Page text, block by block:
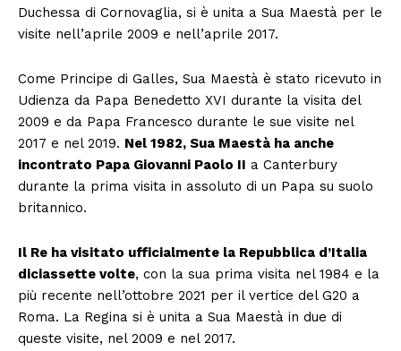
Duchessa di Cornovaglia, si è unita a Sua Maestà per le
visite nell’aprile 2009 e nell’aprile 2017.
Come Principe di Galles, Sua Maestà è stato ricevuto in
Udienza da Papa Benedetto XVI durante la visita del
2009 e da Papa Francesco durante le sue visite nel
2017 e nel 2019. Nel 1982, Sua Maestà ha anche
incontrato Papa Giovanni Paolo II a Canterbury
durante la prima visita in assoluto di un Papa su suolo
britannico.
Il Re ha visitato ufficialmente la Repubblica d’Italia
diciassette volte, con la sua prima visita nel 1984 e la
più recente nell’ottobre 2021 per il vertice del G20 a
Roma. La Regina si è unita a Sua Maestà in due di
queste visite, nel 2009 e nel 2017.